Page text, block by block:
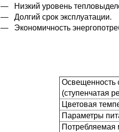
— Низкий уровень
— Долгий срок эксплуатации.
— Экономичность
Освещенность
(ступенчатая
Цветовая
Параметры